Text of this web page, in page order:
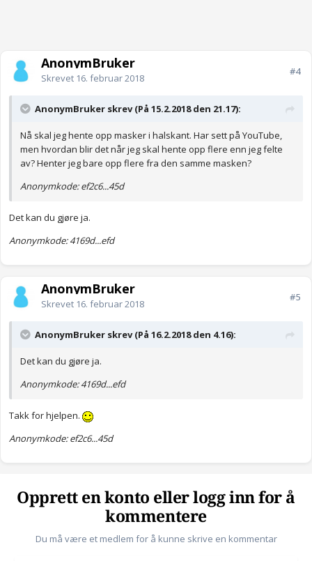
AnonymBruker
Skrevet 16. februar 2018
#4
AnonymBruker skrev (På 15.2.2018 den 21.17):
Nå skal jeg hente opp masker i halskant. Har sett på YouTube,
men hvordan blir det når jeg skal hente opp flere enn jeg felte
av? Henter jeg bare opp flere fra den samme masken?
Anonymkode: ef2c6...45d
Det kan du gjøre ja.
Anonymkode: 4169d...efd
AnonymBruker
Skrevet 16. februar 2018
#5
AnonymBruker skrev (På 16.2.2018 den 4.16):
Det kan du gjøre ja.
Anonymkode: 4169d...efd
Takk for hjelpen.
Anonymkode: ef2c6...45d
Opprett en konto eller logg inn for å
kommentere
Du må være et medlem for å kunne skrive en kommentar